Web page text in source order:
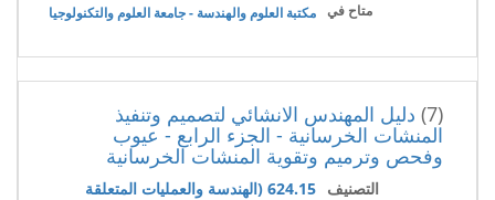
متاح في مكتبة العلوم والهندسة - جامعة العلوم والتكنولوجيا
(7) دليل المهندس الانشائي لتصميم وتنفيذ
المنشات الخرسانية - الجزء الرابع - عيوب
وفحص وترميم وتقوية المنشات الخرسانية
التصنيف
624.15 (الهندسة والعمليات المتعلقة